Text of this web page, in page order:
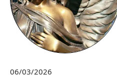
06/03/2026